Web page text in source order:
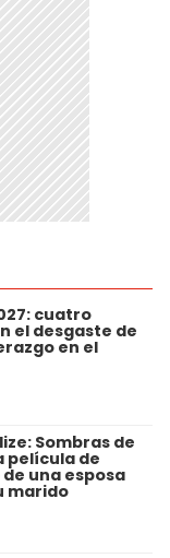
cuatro
el desgaste de
en el
Sombras de
película de
una esposa
marido